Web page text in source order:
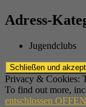
Adress-
Jugendclubs
Privacy & Cookies:
To find out more,
entschlossen OFFEN